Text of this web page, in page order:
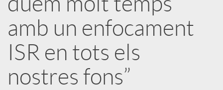
s
S
o
amb un enfocament
ISR en tots els
nostres fons”